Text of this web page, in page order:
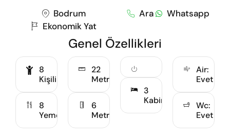
Bodrum
Ekonomik Yat
Ara Whatsapp
Genel Özellikleri
8
Kişilik
8
Yemekli
22
Metre
6
Metre
3
Kabin
Air:
Evet
Wc:
Evet